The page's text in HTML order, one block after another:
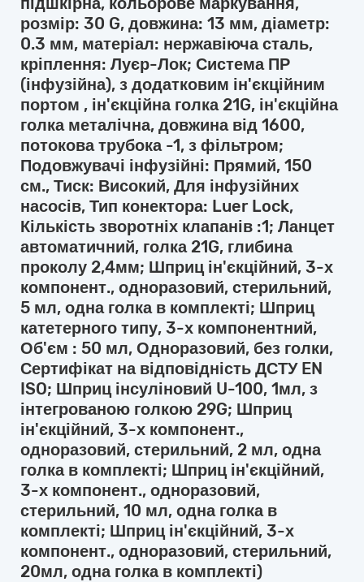
розмір: 30 G, довжина: 13 мм, діаметр:
0.3 мм, матеріал: нержавіюча сталь,
кріплення: Луєр-Лок; Система ПР
(інфузійна), з додатковим ін'єкційним
портом , ін'єкційна голка 21G, ін'єкційна
голка металічна, довжина від 1600,
потокова трубока -1, з фільтром;
Подовжувачі інфузійні: Прямий, 150
см., Тиск: Високий, Для інфузійних
насосів, Тип конектора: Luer Lock,
Кількість зворотніх клапанів :1; Ланцет
автоматичний, голка 21G, глибина
проколу 2,4мм; Шприц ін'єкційний, 3-х
компонент., одноразовий, стерильний,
5 мл, одна голка в комплекті; Шприц
катетерного типу, 3-х компонентний,
Об'єм : 50 мл, Одноразовий, без голки,
Сертифікат на відповідність ДСТУ EN
ISO; Шприц інсуліновий U-100, 1мл, з
інтегрованою голкою 29G; Шприц
ін'єкційний, 3-х компонент.,
одноразовий, стерильний, 2 мл, одна
голка в комплекті; Шприц ін'єкційний,
3-х компонент., одноразовий,
стерильний, 10 мл, одна голка в
комплекті; Шприц ін'єкційний, 3-х
компонент., одноразовий, стерильний,
20мл, одна голка в комплекті)